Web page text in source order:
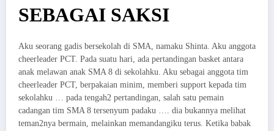
SEBAGAI SAKSI
Aku seorang gadis bersekolah di SMA, namaku Shinta. Aku anggota
cheerleader PCT. Pada suatu hari, ada pertandingan basket antara
anak melawan anak SMA 8 di sekolahku. Aku sebagai anggota tim
cheerleader PCT, berpakaian minim, memberi support kepada tim
sekolahku … pada tengah2 pertandingan, salah satu pemain
cadangan tim SMA 8 tersenyum padaku …. dia bukannya melihat
teman2nya bermain, melainkan memandangiku terus. Ketika babak